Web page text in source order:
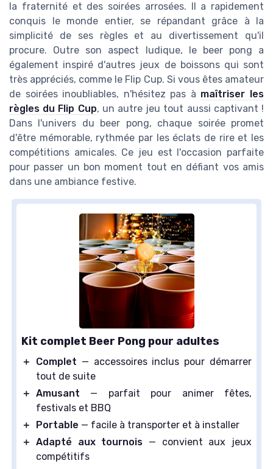
la fraternité et des soirées arrosées. Il a rapidement
conquis le monde entier, se répandant grâce à la
simplicité de ses règles et au divertissement qu'il
procure. Outre son aspect ludique, le beer pong a
également inspiré d'autres jeux de boissons qui sont
très appréciés, comme le Flip Cup. Si vous êtes amateur
de soirées inoubliables, n'hésitez pas à maîtriser les
règles du Flip Cup, un autre jeu tout aussi captivant !
Dans l'univers du beer pong, chaque soirée promet
d'être mémorable, rythmée par les éclats de rire et les
compétitions amicales. Ce jeu est l'occasion parfaite
pour passer un bon moment tout en défiant vos amis
dans une ambiance festive.
Kit complet Beer Pong pour adultes
＋ Complet — accessoires inclus pour démarrer
tout de suite
＋ Amusant — parfait pour animer fêtes,
festivals et BBQ
＋
Portable — facile à transporter et à installer
＋ Adapté aux tournois — convient aux jeux
compétitifs